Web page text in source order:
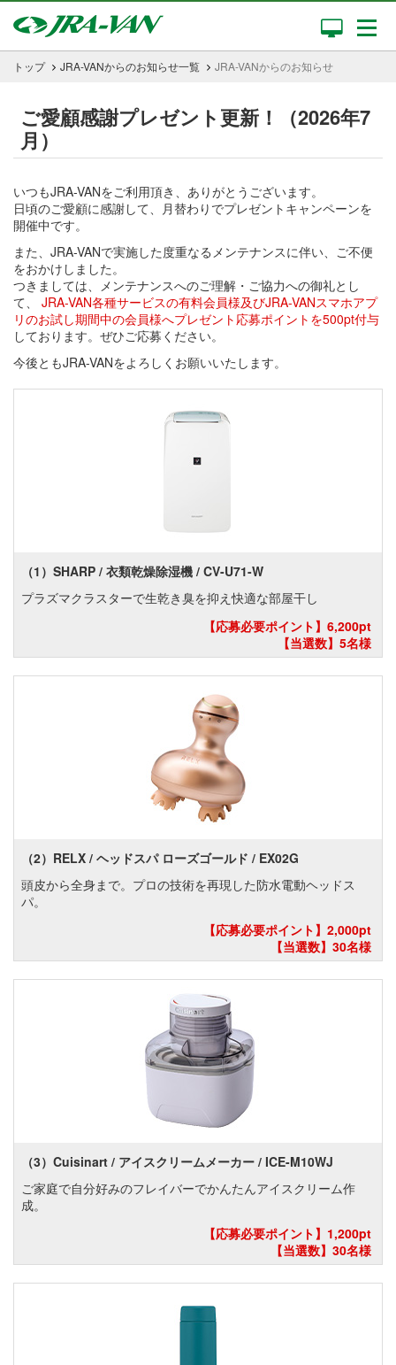
トップ JRA-VANからのお知らせ一覧 JRA-VANからのお知らせ
ご愛顧感謝プレゼント更新！（2026年7
月）
いつもJRA-VANをご利用頂き、ありがとうございます。
日頃のご愛顧に感謝して、月替わりでプレゼントキャンペーンを
開催中です。
また、JRA-VANで実施した度重なるメンテナンスに伴い、ご不便
をおかけしました。
つきましては、メンテナンスへのご理解・ご協力への御礼とし
て、 JRA-VAN各種サービスの有料会員様及びJRA-VANスマホアプ
リのお試し期間中の会員様へプレゼント応募ポイントを500pt付与
しております。ぜひご応募ください。
今後ともJRA-VANをよろしくお願いいたします。
（1）SHARP / 衣類乾燥除湿機 / CV-U71-W
プラズマクラスターで生乾き臭を抑え快適な部屋干し
【応募必要ポイント】6,200pt
【当選数】5名様
（2）RELX / ヘッドスパ ローズゴールド / EX02G
頭皮から全身まで。プロの技術を再現した防水電動ヘッドス
パ。
【応募必要ポイント】2,000pt
【当選数】30名様
（3）Cuisinart / アイスクリームメーカー / ICE-M10WJ
ご家庭で自分好みのフレイバーでかんたんアイスクリーム作
成。
【応募必要ポイント】1,200pt
【当選数】30名様